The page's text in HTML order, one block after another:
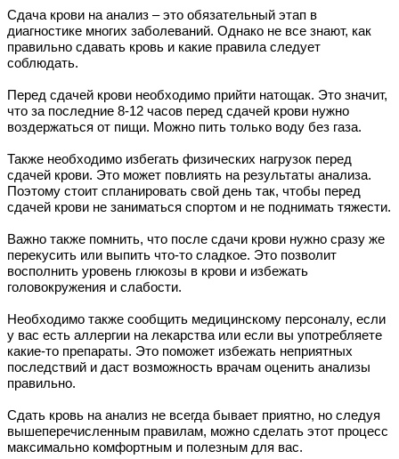
Сдача крови на анализ – это обязательный этап в
диагностике многих заболеваний. Однако не все знают, как
правильно сдавать кровь и какие правила следует
соблюдать.
Перед сдачей крови необходимо прийти натощак. Это значит,
что за последние 8-12 часов перед сдачей крови нужно
воздержаться от пищи. Можно пить только воду без газа.
Также необходимо избегать физических нагрузок перед
сдачей крови. Это может повлиять на результаты анализа.
Поэтому стоит спланировать свой день так, чтобы перед
сдачей крови не заниматься спортом и не поднимать тяжести.
Важно также помнить, что после сдачи крови нужно сразу же
перекусить или выпить что-то сладкое. Это позволит
восполнить уровень глюкозы в крови и избежать
головокружения и слабости.
Необходимо также сообщить медицинскому персоналу, если
у вас есть аллергии на лекарства или если вы употребляете
какие-то препараты. Это поможет избежать неприятных
последствий и даст возможность врачам оценить анализы
правильно.
Сдать кровь на анализ не всегда бывает приятно, но следуя
вышеперечисленным правилам, можно сделать этот процесс
максимально комфортным и полезным для вас.